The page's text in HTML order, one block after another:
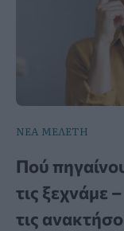
ΝΕΑ ΜΕΛΕΤΗ
Πού
τις ξεχνάμε
τις